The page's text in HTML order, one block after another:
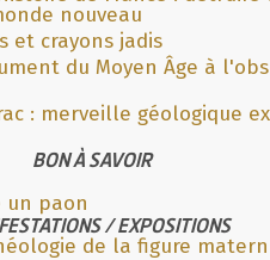
nouveau
et crayons jadis
du Moyen Âge à
: merveille géologique
BON À SAVOIR
un paon
/ EXPOSITIONS
de la figure